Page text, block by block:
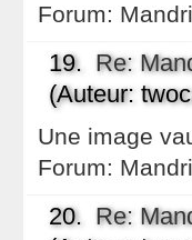
Forum:
19. Re:
(Auteur:
Une image
Forum:
20. Re: